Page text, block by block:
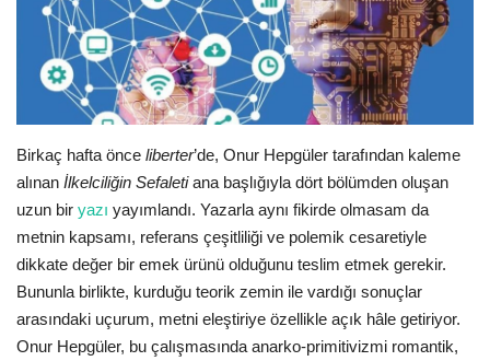
Tarih
Anti-militarizm
Video
Galeri
Dosya
Arşiv
Dil
Birkaç hafta önce liberter’de, Onur Hepgüler tarafından kaleme
alınan İlkelciliğin Sefaletiana başlığıyla dört bölümden oluşan
uzun bir yazı yayımlandı. Yazarla aynı fikirde olmasam da
metnin kapsamı, referans çeşitliliği ve polemik cesaretiyle
dikkate değer bir emek ürünü olduğunu teslim etmek gerekir.
Bununla birlikte, kurduğu teorik zemin ile vardığı sonuçlar
arasındaki uçurum, metni eleştiriye özellikle açık hâle getiriyor.
Onur Hepgüler, bu çalışmasında anarko-primitivizmi romantik,